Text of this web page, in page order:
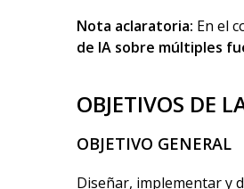
Nota aclaratoria: En el
de IA sobre múltiples
OBJETIVOS DE
OBJETIVO GENERAL
Diseñar, implementar y